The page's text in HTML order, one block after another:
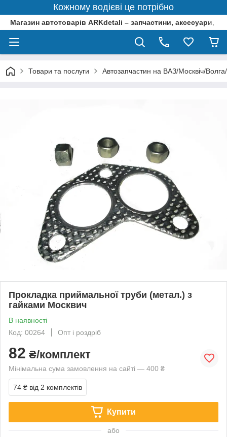
Кожному водієві це потрібно
Магазин автотоварів ARKdetali – запчастини, аксесуари,
Товари та послуги Автозапчастин на ВАЗ/Москвіч/
Прокладка приймальної труби (метал.) з
гайками Москвич
В наявності
Код: 00264
Опт і роздріб
82 ₴/комплект
Мінімальна сума замовлення на сайті — 400 ₴
74 ₴ від 2 комплектів
Купити
або